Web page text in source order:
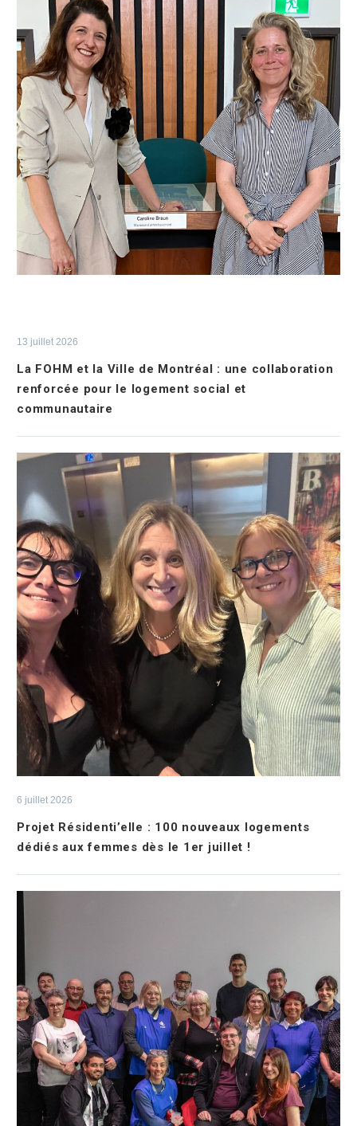
13 juillet 2026
La FOHM et la Ville de Montréal : une collaboration
renforcée pour le logement social et
communautaire
6 juillet 2026
Projet Résidenti’elle : 100 nouveaux logements
dédiés aux femmes dès le 1er juillet !